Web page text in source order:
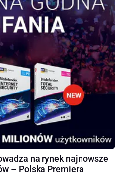
na rynek najnowsze
– Polska Premiera